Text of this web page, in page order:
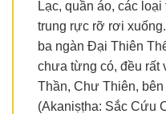
Lạc, quần áo, các
trung rực rỡ rơi
ba ngàn Đại Thiên
chưa từng có, đều
Thần, Chư Thiên,
(Akaniṣṭha: Sắc Cứu